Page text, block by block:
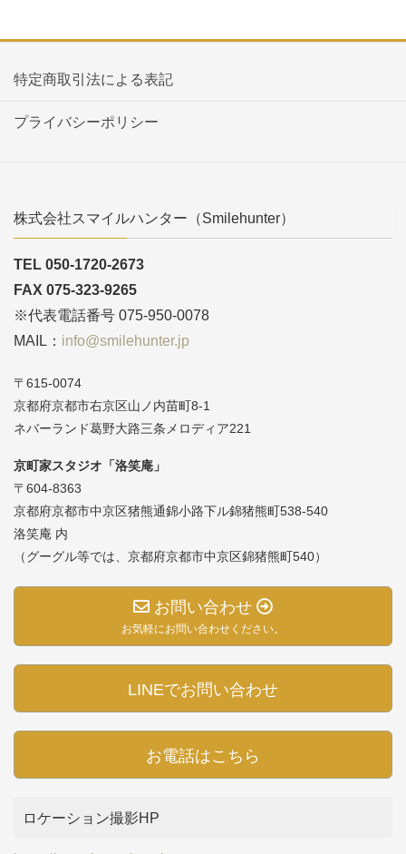
特定商取引法による表記
プライバシーポリシー
株式会社スマイルハンター（Smilehunter）
TEL 050-1720-2673
FAX 075-323-9265
※代表電話番号 075-950-0078
MAIL： info@smilehunter.jp
〒615-0074
京都府京都市右京区山ノ内苗町8-1
ネバーランド葛野大路三条メロディア221
京町家スタジオ「洛笑庵」
〒604-8363
京都府京都市中京区猪熊通錦小路下ル錦猪熊町538-540
洛笑庵 内
（グーグル等では、京都府京都市中京区錦猪熊町540）
お問い合わせ
お気軽にお問い合わせください。
LINEでお問い合わせ
お電話はこちら
ロケーション撮影HP